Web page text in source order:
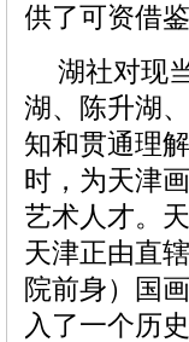
供了可资借
湖社对现
湖、陈升湖
知和贯通理
时，为天津
艺术人才。
天津正由直
院前身）国
入了一个历